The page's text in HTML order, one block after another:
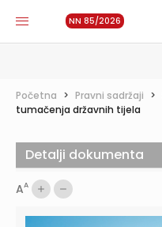
NN 85/2026
Početna > Pravni sadržaji >
tumačenja državnih tijela
AA
Detalji dokumenta